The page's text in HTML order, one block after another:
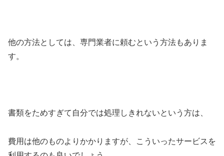
他の方法としては、専門業者に頼むという方法もありま
す。
書類をためすぎて自分では処理しきれないという方は、
費用は他のものよりかかりますが、こういったサービスを